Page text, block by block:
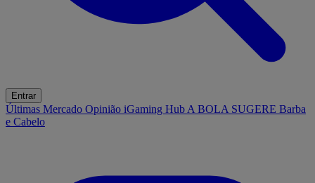
Entrar
Últimas Mercado Opinião iGaming Hub A BOLA SUGERE Barba
e Cabelo